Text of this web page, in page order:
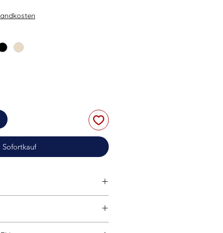
Sofortkauf
Klemmkraft;